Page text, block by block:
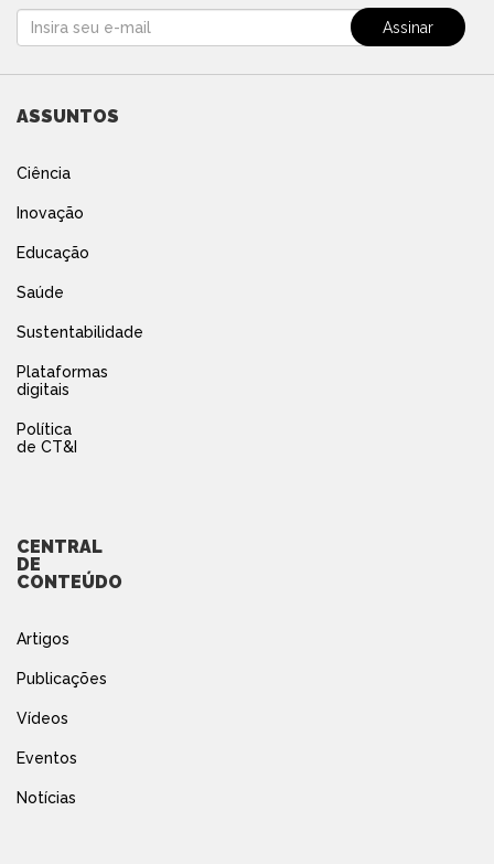
ASSUNTOS
Ciência
Inovação
Educação
Saúde
Sustentabilidade
Plataformas
digitais
Política
de CT&I
CENTRAL
DE
CONTEÚDO
Artigos
Publicações
Vídeos
Eventos
Notícias